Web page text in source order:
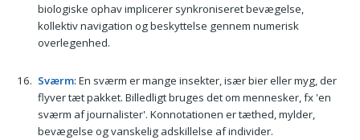
biologiske ophav implicerer synkroniseret bevægelse,
kollektiv navigation og beskyttelse gennem numerisk
overlegenhed.
Sværm: En sværm er mange insekter, især bier eller myg, der
flyver tæt pakket. Billedligt bruges det om mennesker, fx 'en
sværm af journalister'. Konnotationen er tæthed, mylder,
bevægelse og vanskelig adskillelse af individer.